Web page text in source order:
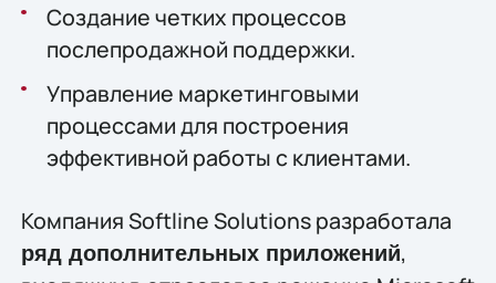
Создание четких процессов
послепродажной поддержки.
Управление маркетинговыми
процессами для построения
эффективной работы с клиентами.
Компания Softline Solutions разработала
ряд дополнительных приложений,